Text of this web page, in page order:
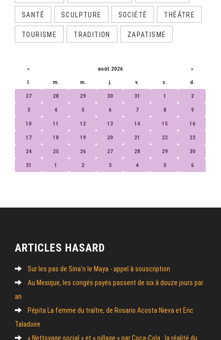
SANTÉ SCULPTURE SOCIÉTÉ THÉÂTRE
TOURISME TRADITION ZAPATISME
« août 2026 »
l. m. m. j. v. s. d.
27 28 29 30 31 1 2
3 4 5 6 7 8 9
10 11 12 13 14 15 16
17 18 19 20 21 22 23
24 25 26 27 28 29 30
31 1 2 3 4 5 6
ARTICLES HASARD
Sur les pas de Sina’n le Maya - appel à souscription
Au Mexique, les congés payés passent de six à douze jours par
an
Pépita La femme du traître, de Rosario Acosta Nieva et Eric
Taladoire
« Nettoyage social » et « pillage » par Coca-Cola : la réalité du